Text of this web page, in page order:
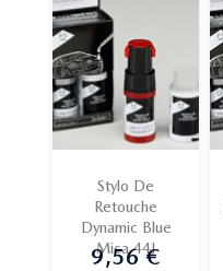
Stylo De
Retouche
Dynamic Blue
Mica 44J
Prix
9,56 €